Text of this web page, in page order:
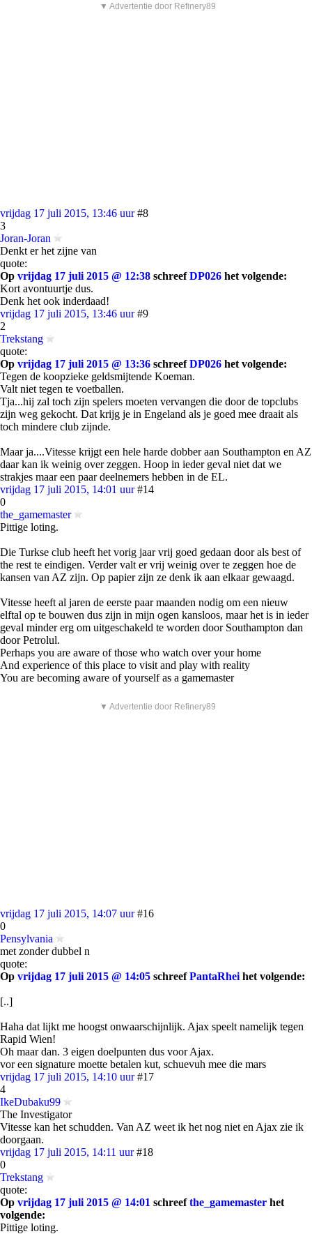
▼ Advertentie door Refinery89
vrijdag 17 juli 2015, 13:46 uur #8
3
Joran-Joran
Denkt er het zijne van
quote:
Op vrijdag 17 juli 2015 @ 12:38 schreefDP026 het volgende:
Kort avontuurtje dus.
Denk het ook inderdaad!
vrijdag 17 juli 2015, 13:46 uur #9
2
Trekstang
quote:
Op vrijdag 17 juli 2015 @ 13:36 schreefDP026 het volgende:
Tegen de koopzieke geldsmijtende Koeman.
Valt niet tegen te voetballen.
Tja...hij zal toch zijn spelers moeten vervangen die door de topclubs
zijn weg gekocht. Dat krijg je in Engeland als je goed mee draait als
toch mindere club zijnde.
Maar ja....Vitesse krijgt een hele harde dobber aan Southampton en AZ
daar kan ik weinig over zeggen. Hoop in ieder geval niet dat we
strakjes maar een paar deelnemers hebben in de EL.
vrijdag 17 juli 2015, 14:01 uur #14
0
the_gamemaster
Pittige loting.
Die Turkse club heeft het vorig jaar vrij goed gedaan door als best of
the rest te eindigen. Verder valt er vrij weinig over te zeggen hoe de
kansen van AZ zijn. Op papier zijn ze denk ik aan elkaar gewaagd.
Vitesse heeft al jaren de eerste paar maanden nodig om een nieuw
elftal op te bouwen dus zijn in mijn ogen kansloos, maar het is in ieder
geval minder erg om uitgeschakeld te worden door Southampton dan
door Petrolul.
Perhaps you are aware of those who watch over your home
And experience of this place to visit and play with reality
You are becoming aware of yourself as a gamemaster
▼ Advertentie door Refinery89
vrijdag 17 juli 2015, 14:07 uur #16
0
Pensylvania
met zonder dubbel n
quote:
Op vrijdag 17 juli 2015 @ 14:05 schreefPantaRhei het volgende:
[..]
Haha dat lijkt me hoogst onwaarschijnlijk. Ajax speelt namelijk tegen
Rapid Wien!
Oh maar dan. 3 eigen doelpunten dus voor Ajax.
vor een signature moette betalen kut, schuevuh mee die mars
vrijdag 17 juli 2015, 14:10 uur #17
4
IkeDubaku99
The Investigator
Vitesse kan het schudden. Van AZ weet ik het nog niet en Ajax zie ik
doorgaan.
vrijdag 17 juli 2015, 14:11 uur #18
0
Trekstang
quote:
Op vrijdag 17 juli 2015 @ 14:01 schreefthe_gamemaster het
volgende:
Pittige loting.